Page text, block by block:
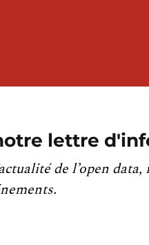
lettre
de l’open